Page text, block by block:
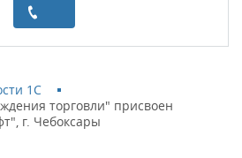
1С
торговли" присвоен
г. Чебоксары